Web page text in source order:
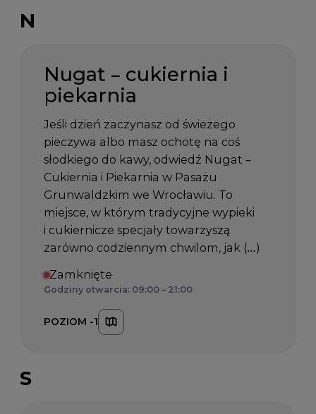
N
Nugat – cukiernia i
piekarnia
Jeśli dzień zaczynasz od świeżego
pieczywa albo masz ochotę na coś
słodkiego do kawy, odwiedź Nugat –
Cukiernia i Piekarnia w Pasażu
Grunwaldzkim we Wrocławiu. To
miejsce, w którym tradycyjne wypieki
i cukiernicze specjały towarzyszą
zarówno codziennym chwilom, jak (…)
Zamknięte
Godziny otwarcia: 09:00 – 21:00
POZIOM -1
S